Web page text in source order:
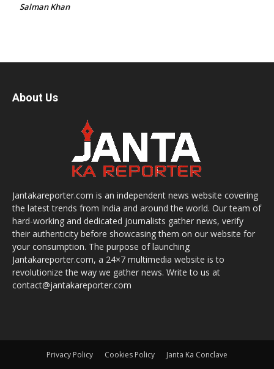
Salman Khan
About Us
Jantakareporter.com is an independent news website covering
the latest trends from India and around the world. Our team of
hard-working and dedicated journalists gather news, verify
their authenticity before showcasing them on our website for
your consumption. The purpose of launching
Jantakareporter.com, a 24×7 multimedia website is to
revolutionize the way we gather news. Write to us at
contact@jantakareporter.com
Privacy Policy Cookies Policy Janta Ka Conclave